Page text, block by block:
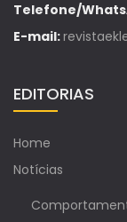
Telefone/
E-mail:
EDITORIAS
Home
Notícias